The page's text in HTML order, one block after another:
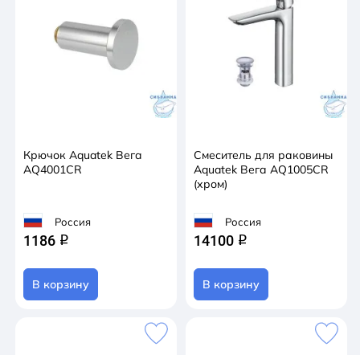
Крючок Aquatek Вега
AQ4001CR
Россия
1186 q
В корзину
Смеситель для раковины
Aquatek Вега AQ1005CR
(хром)
Россия
14100 q
В корзину